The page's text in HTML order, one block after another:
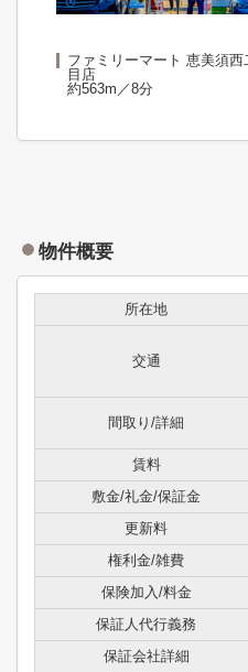
ファミリーマート 恵美須西
目店
約563m／8分
物件概要
所在地
交通
間取り/詳細
賃料
敷金/礼金/保証金
更新料
権利金/雑費
保険加入/料金
保証人代行義務
保証会社詳細